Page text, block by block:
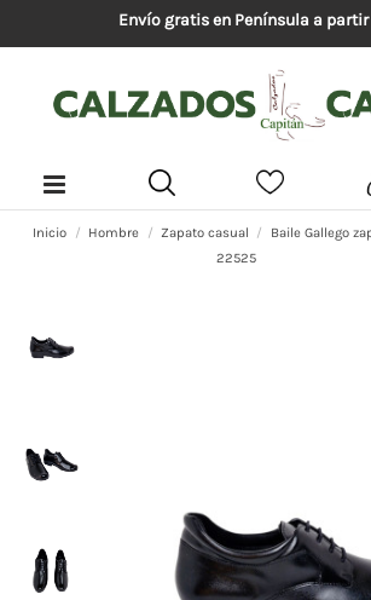
Envío gratis en Península a
Inicio Hombre Zapato casual
Baile Gallego
22525